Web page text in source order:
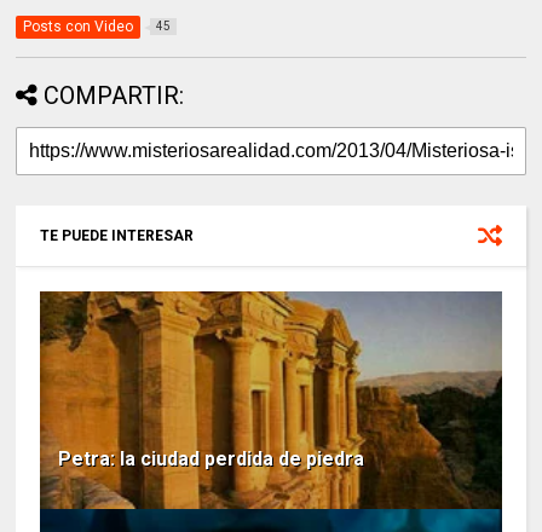
Posts con Video 45
COMPARTIR:
TE PUEDE INTERESAR
Petra: la ciudad perdida de piedra